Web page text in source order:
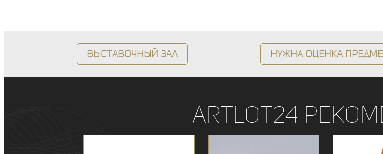
Выставочный зал Нужна оценка
ArtLot24